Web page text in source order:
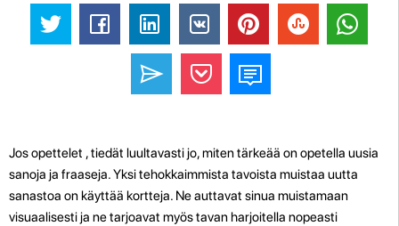
Jos opettelet , tiedät luultavasti jo, miten tärkeää on opetella uusia
sanoja ja fraaseja. Yksi tehokkaimmista tavoista muistaa uutta
sanastoa on käyttää kortteja. Ne auttavat sinua muistamaan
visuaalisesti ja ne tarjoavat myös tavan harjoitella nopeasti